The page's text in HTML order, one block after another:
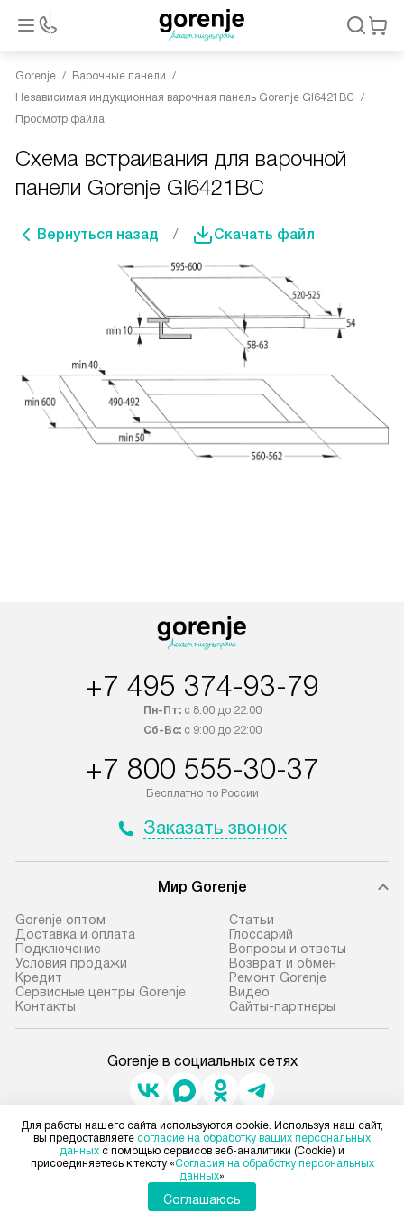
Gorenje
Варочные панели
Независимая индукционная варочная панель Gorenje GI6421BC
Просмотр файла
Схема встраивания для варочной
панели Gorenje GI6421BC
Вернуться назад Скачать файл
+7 495 374-93-79
Пн-Пт:с 8:00 до 22:00
Сб-Вс:с 9:00 до 22:00
+7 800 555-30-37
Бесплатно по России
Заказать звонок
Мир Gorenje
Gorenje оптом
Доставка и оплата
Подключение
Условия продажи
Кредит
Сервисные центры Gorenje
Контакты
Cтатьи
Глоссарий
Вопросы и ответы
Возврат и обмен
Ремонт Gorenje
Видео
Сайты-партнеры
Gorenje в социальных сетях
Для физических лиц
shop@gorenje-ru.ru
Для юридических лиц
business@kvalitet.company
Для работы нашего сайта используются cookie. Используя наш сайт,
вы предоставляете согласие на обработку ваших персональных
данных с помощью сервисов веб-аналитики (Cookie) и
присоединяетесь к тексту «Согласия на обработку персональных
данных»
Соглашаюсь